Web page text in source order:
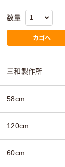
数量
カゴへ
三和製作所
58cm
120cm
60cm